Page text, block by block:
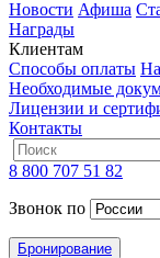
Новости Афиша
Награды
Клиентам
Способы оплаты
Необходимые
Лицензии и
Контакты
8 800 707 51 82
Звонок по
Бронирование